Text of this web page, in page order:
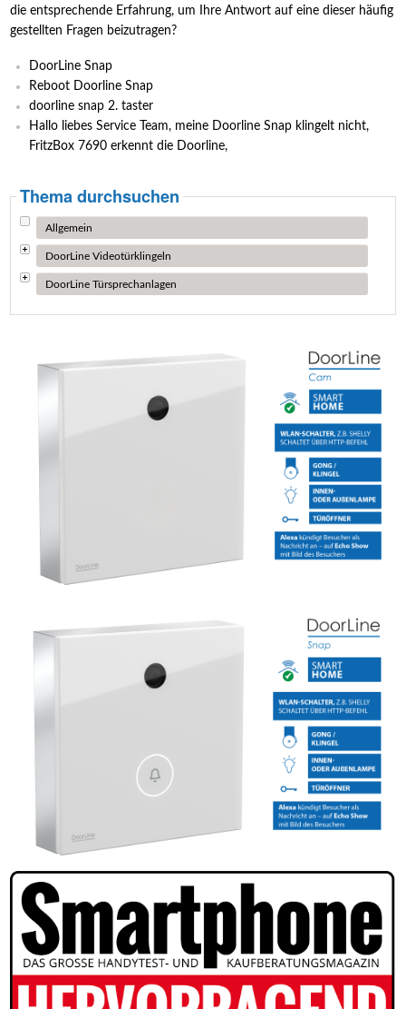
die entsprechende Erfahrung, um Ihre Antwort auf eine dieser häufig
gestellten Fragen beizutragen?
DoorLine Snap
Reboot Doorline Snap
doorline snap 2. taster
Hallo liebes Service Team, meine Doorline Snap klingelt nicht,
FritzBox 7690 erkennt die Doorline,
Thema durchsuchen
Allgemein
DoorLine Videotürklingeln
DoorLine Türsprechanlagen